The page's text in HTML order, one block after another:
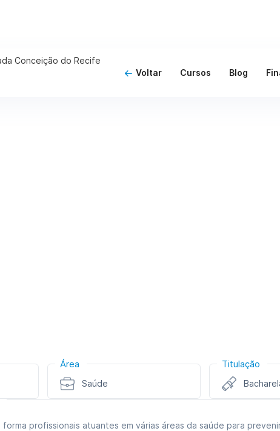
Voltar Cursos Blog
Área
Saúde
Titulação
forma profissionais atuantes em várias áreas da saúde para